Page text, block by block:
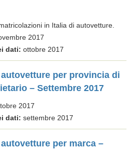
in Italia di autovetture.
2017
dati: ottobre 2017
per provincia di
– Settembre 2017
2017
dati: settembre 2017
per marca –